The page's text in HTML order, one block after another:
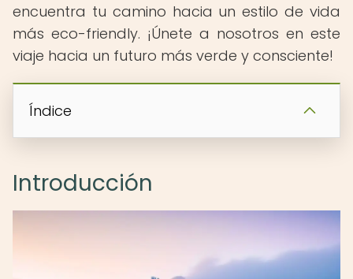
encuentra tu camino hacia un estilo de vida
más eco-friendly. ¡Únete a nosotros en este
viaje hacia un futuro más verde y consciente!
Índice
Introducción